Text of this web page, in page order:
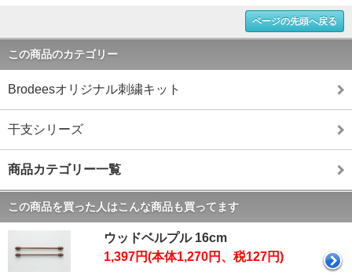
ページの先頭へ戻る
この商品のカテゴリー
Brodeesオリジナル刺繍キット
干支シリーズ
商品カテゴリー一覧
この商品を買った人はこんな商品も買ってます
ウッドベルプル 16cm
1,397円(本体1,270円、税127円)